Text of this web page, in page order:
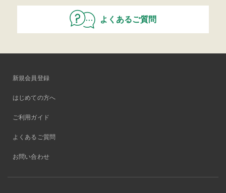
よくあるご質問
新規会員登録
はじめての方へ
ご利用ガイド
よくあるご質問
お問い合わせ